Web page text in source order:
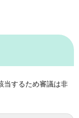
当するため審議は非